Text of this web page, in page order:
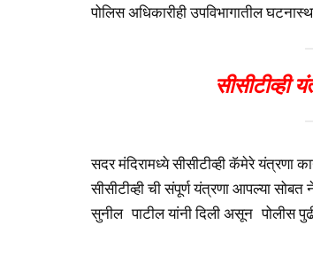
पोलिस अधिकारीही उपविभागातील
सदर मंदिरामध्ये सीसीटीव्ही कॅमेरे यंत्रणा
सीसीटीव्ही ची संपूर्ण यंत्रणा आपल्या सोबत
सुनील पाटील यांनी दिली असून पोलीस